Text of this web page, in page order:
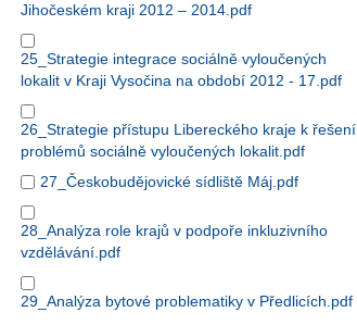
Jihočeském kraji 2012 – 2014.pdf
25_Strategie integrace sociálně vyloučených
lokalit v Kraji Vysočina na období 2012 - 17.pdf
26_Strategie přístupu Libereckého kraje k řešení
problémů sociálně vyloučených lokalit.pdf
27_Českobudějovické sídliště Máj.pdf
28_Analýza role krajů v podpoře inkluzivního
vzdělávání.pdf
29_Analýza bytové problematiky v Předlicích.pdf